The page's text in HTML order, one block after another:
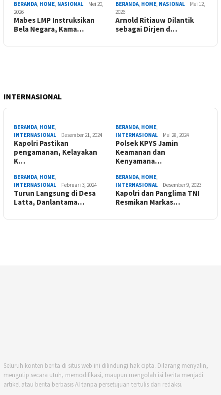
BERANDA, HOME, NASIONAL
Mei 20,
2026
Mabes LMP Instruksikan
Bela Negara, Kama…
BERANDA, HOME, NASIONAL
Mei 12,
2026
Arnold Ritiauw Dilantik
sebagai Dirjen d…
INTERNASIONAL
BERANDA, HOME,
INTERNASIONAL
Desember 21, 2024
Kapolri Pastikan
pengamanan, Kelayakan
K…
BERANDA, HOME,
INTERNASIONAL
Mei 28, 2024
Polsek KPYS Jamin
Keamanan dan
Kenyamana…
BERANDA, HOME,
INTERNASIONAL
Februari 3, 2024
Turun Langsung di Desa
Latta, Danlantama…
BERANDA, HOME,
INTERNASIONAL
Desember 9, 2023
Kapolri dan Panglima TNI
Resmikan Markas…
Seluruh konten berita di situs web ini dilindungi hak cipta. Dilarang menyalin,
mengutip secara utuh, memodifikasi, maupun mengolah isi berita menjadi
artikel atau berita berbasis AI tanpa persetujuan tertulis dari redaksi.